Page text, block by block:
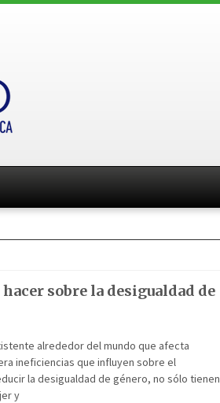
hacer sobre la desigualdad de
alrededor del mundo que afecta
ineficiencias que influyen sobre el
la desigualdad de género, no sólo tienen
y